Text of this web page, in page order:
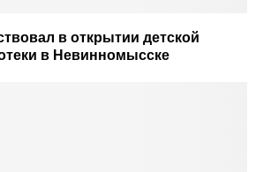
в открытии детской
в Невинномысске